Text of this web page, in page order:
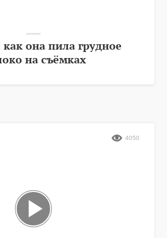
как она пила грудное
на съёмках
4050